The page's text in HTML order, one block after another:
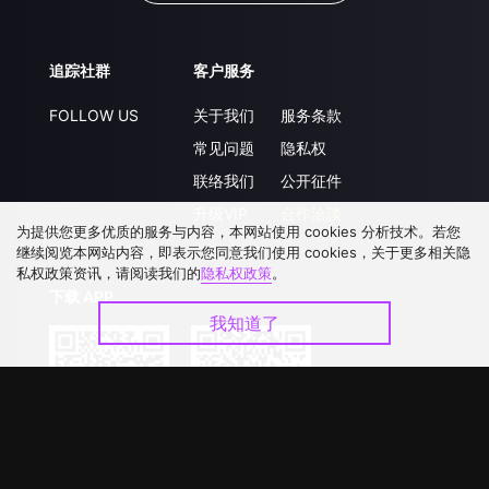
追踪社群
FOLLOW US
客户服务
关于我们
常见问题
联络我们
服务条款
隐私权
公开征件
为提供您更多优质的服务与内容，本网站使用 cookies 分析技术。若您
继续阅览本网站内容，即表示您同意我们使用 cookies，关于更多相关隐
私权政策资讯，请阅读我们的隐私权政策。
我知道了